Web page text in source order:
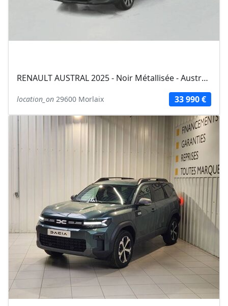
RENAULT AUSTRAL 2025 - Noir Métallisée - Austral full hybrid E-Tech 200 ch...
location_on 29600 Morlaix 33 990 €